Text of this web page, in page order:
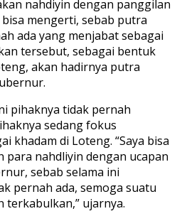
nahdiyin dengan panggilan
mengerti, sebab putra
ada yang menjabat sebagai
tersebut, sebagai bentuk
akan hadirnya putra
pihaknya tidak pernah
sedang fokus
khadam di Loteng. “Saya bisa
nahdliyin dengan ucapan
sebab selama ini
pernah ada, semoga suatu
terkabulkan,” ujarnya.